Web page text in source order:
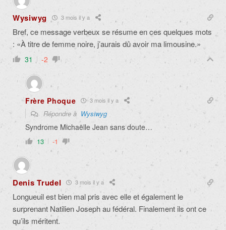
Wysiwyg 3 mois il y a
Bref, ce message verbeux se résume en ces quelques mots
: «À titre de femme noire, j’aurais dû avoir ma limousine.»
31 -2
Frère Phoque 3 mois il y a
Répondre à Wysiwyg
Syndrome Michaëlle Jean sans doute…
13 -1
Denis Trudel 3 mois il y a
Longueuil est bien mal pris avec elle et également le
surprenant Natilien Joseph au fédéral. Finalement ils ont ce
qu’ils méritent.